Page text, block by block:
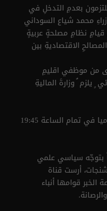
بعدمِ التدخلِ في
محمد شياع السوداني
قيامِ نظامِ مصلحةٍ عربيةٍ
الاقتصاديةِ بين
من موظفي اقليمِ
يلزم ُ وزارةَ الماليةِ
في تمام الساعة 19:45
بتوجّه سياسي علمي
أرست قناة
قوامها أنباء